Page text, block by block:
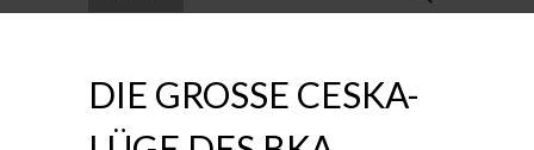
nach:
DIE GROSSE CESKA-